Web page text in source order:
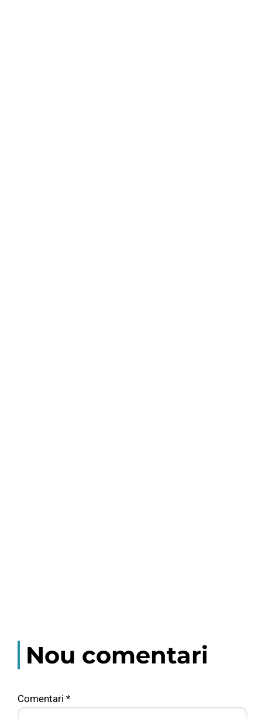
Nou comentari
Comentari *